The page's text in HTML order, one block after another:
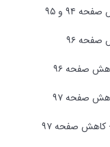
۹۴ و ۹۵
۹۶
صفحه ۹۶
صفحه ۹۷
صفحه ۹۷